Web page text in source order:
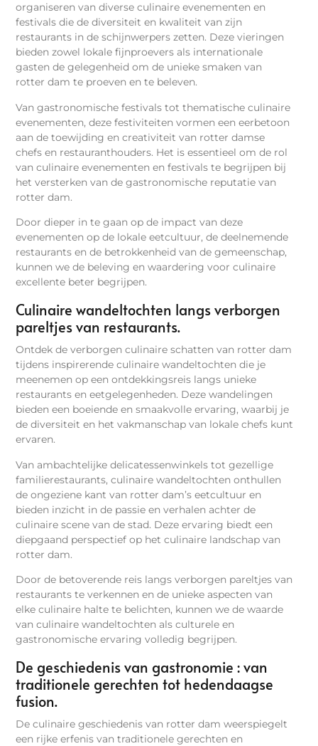
organiseren van diverse culinaire evenementen en
festivals die de diversiteit en kwaliteit van zijn
restaurants in de schijnwerpers zetten. Deze vieringen
bieden zowel lokale fijnproevers als internationale
gasten de gelegenheid om de unieke smaken van
rotter dam te proeven en te beleven.
Van gastronomische festivals tot thematische culinaire
evenementen, deze festiviteiten vormen een eerbetoon
aan de toewijding en creativiteit van rotter damse
chefs en restauranthouders. Het is essentieel om de rol
van culinaire evenementen en festivals te begrijpen bij
het versterken van de gastronomische reputatie van
rotter dam.
Door dieper in te gaan op de impact van deze
evenementen op de lokale eetcultuur, de deelnemende
restaurants en de betrokkenheid van de gemeenschap,
kunnen we de beleving en waardering voor culinaire
excellente beter begrijpen.
Culinaire wandeltochten langs verborgen
pareltjes van restaurants.
Ontdek de verborgen culinaire schatten van rotter dam
tijdens inspirerende culinaire wandeltochten die je
meenemen op een ontdekkingsreis langs unieke
restaurants en eetgelegenheden. Deze wandelingen
bieden een boeiende en smaakvolle ervaring, waarbij je
de diversiteit en het vakmanschap van lokale chefs kunt
ervaren.
Van ambachtelijke delicatessenwinkels tot gezellige
familierestaurants, culinaire wandeltochten onthullen
de ongeziene kant van rotter dam’s eetcultuur en
bieden inzicht in de passie en verhalen achter de
culinaire scene van de stad. Deze ervaring biedt een
diepgaand perspectief op het culinaire landschap van
rotter dam.
Door de betoverende reis langs verborgen pareltjes van
restaurants te verkennen en de unieke aspecten van
elke culinaire halte te belichten, kunnen we de waarde
van culinaire wandeltochten als culturele en
gastronomische ervaring volledig begrijpen.
De geschiedenis van gastronomie : van
traditionele gerechten tot hedendaagse
fusion.
De culinaire geschiedenis van rotter dam weerspiegelt
een rijke erfenis van traditionele gerechten en